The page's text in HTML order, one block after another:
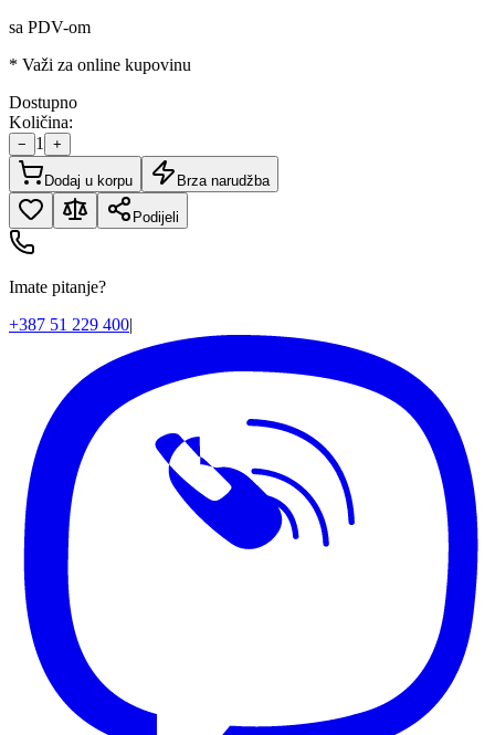
sa PDV-om
* Važi za online kupovinu
Dostupno
Količina:
− 1 +
Dodaj u korpu Brza narudžba
Podijeli
Imate pitanje?
+387 51 229 400|